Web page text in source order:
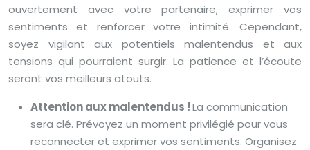
ouvertement avec votre partenaire, exprimer vos
sentiments et renforcer votre intimité. Cependant,
soyez vigilant aux potentiels malentendus et aux
tensions qui pourraient surgir. La patience et l’écoute
seront vos meilleurs atouts.
Attention aux malentendus !La communication
sera clé. Prévoyez un moment privilégié pour vous
reconnecter et exprimer vos sentiments. Organisez